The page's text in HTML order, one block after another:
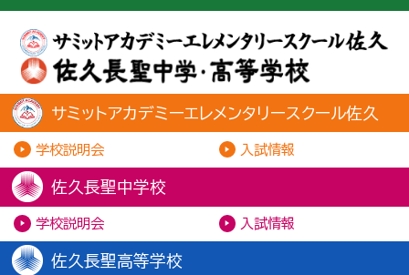
サミットアカデミーエレメンタリースクール佐久
学校説明会 入試情報
佐久長聖中学校
学校説明会 入試情報
佐久長聖高等学校